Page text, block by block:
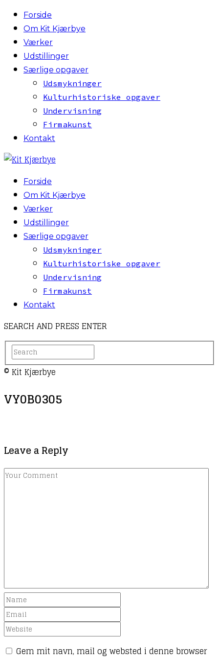
Forside
Om Kit Kjærbye
Værker
Udstillinger
Særlige opgaver
Udsmykninger
Kulturhistoriske opgaver
Undervisning
Firmakunst
Kontakt
Forside
Om Kit Kjærbye
Værker
Udstillinger
Særlige opgaver
Udsmykninger
Kulturhistoriske opgaver
Undervisning
Firmakunst
Kontakt
SEARCH AND PRESS ENTER
© Kit Kjærbye
VY0B0305
Leave a Reply
Gem mit navn, mail og websted i denne browser